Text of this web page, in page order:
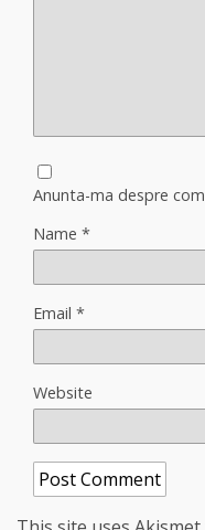
Anunta-ma despre
Name *
Email *
Website